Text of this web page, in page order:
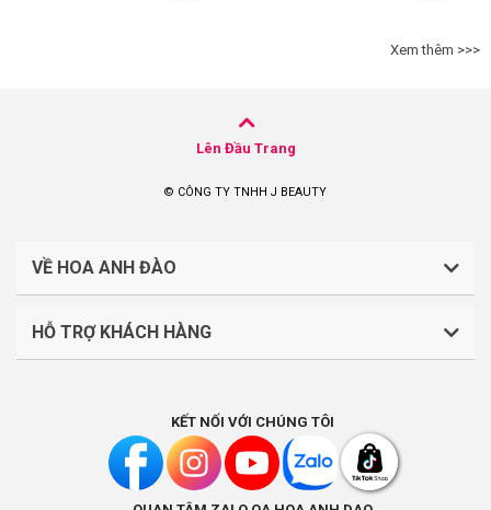
Xem thêm >>>
Lên Đầu Trang
© CÔNG TY TNHH J BEAUTY
VỀ HOA ANH ĐÀO
CÔNG TY TNHH J BEAUTY
Liên hệ: (028).7303.9118
HỖ TRỢ KHÁCH HÀNG
Chính sách vận chuyển, giao nhận
Chính sách đổi trả và hoàn tiền
KẾT NỐI VỚI CHÚNG TÔI